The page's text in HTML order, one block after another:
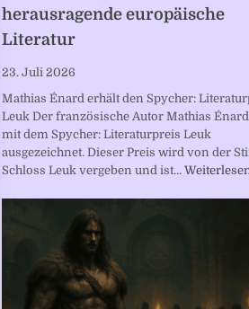
herausragende europäische
Literatur
23. Juli 2026
Mathias Énard erhält den Spycher:
Leuk Der französische Autor Mathias
mit dem Spycher: Literaturpreis Leuk
ausgezeichnet. Dieser Preis wird von der
Schloss Leuk vergeben und ist…